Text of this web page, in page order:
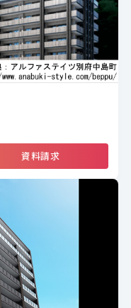
資料請求